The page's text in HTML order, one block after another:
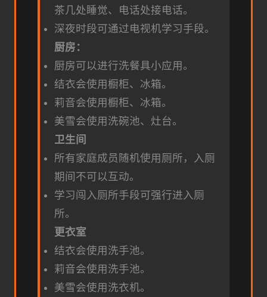
茶几处睡觉、电话处接电话。
深夜时段可通过电视机学习手段。
厨房：
厨房可以进行洗餐具小应用。
结衣会使用橱柜、冰箱。
莉音会使用橱柜、冰箱。
美雪会使用洗碗池、灶台。
卫生间
所有家庭成员随机使用厕所，入厕
期间不可以互动。
学习闯入厕所手段可强行进入厕
所。
更衣室
结衣会使用洗手池。
莉音会使用洗手池。
美雪会使用洗衣机。